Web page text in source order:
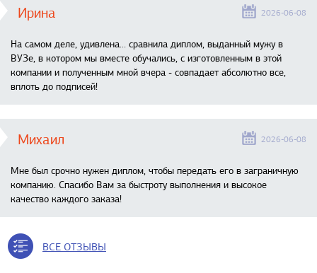
Ирина 2026-06-08
На самом деле, удивлена… сравнила диплом, выданный мужу в
ВУЗе, в котором мы вместе обучались, с изготовленным в этой
компании и полученным мной вчера - совпадает абсолютно все,
вплоть до подписей!
Михаил 2026-06-08
Мне был срочно нужен диплом, чтобы передать его в заграничную
компанию. Спасибо Вам за быстроту выполнения и высокое
качество каждого заказа!
ВСЕ ОТЗЫВЫ